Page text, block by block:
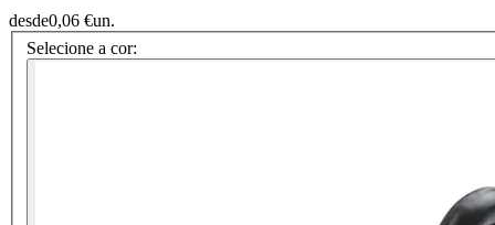
desde0,06 €un.
Selecione a cor: